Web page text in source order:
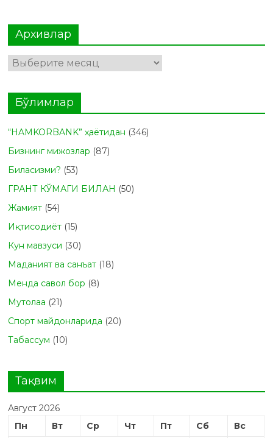
Архивлар
Архивлар
Бўлимлар
“HAMKORBANK” ҳаётидан (346)
Бизнинг мижозлар (87)
Биласизми? (53)
ГРАНТ КЎМАГИ БИЛАН (50)
Жамият (54)
Иқтисодиёт (15)
Кун мавзуси (30)
Маданият ва санъат (18)
Менда савол бор (8)
Мутолаа (21)
Спорт майдонларида (20)
Табасcум (10)
Тақвим
Август 2026
Пн
Вт Ср Чт Пт Сб
Вс